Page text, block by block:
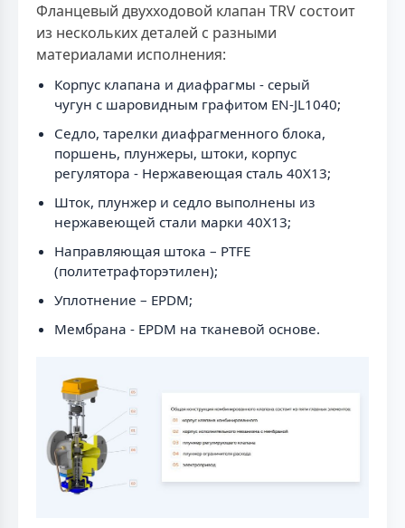
Фланцевый двухходовой клапан TRV состоит
из нескольких деталей с разными
материалами исполнения:
Корпус клапана и диафрагмы - серый
чугун с шаровидным графитом EN-JL1040;
Седло, тарелки диафрагменного блока,
поршень, плунжеры, штоки, корпус
регулятора - Нержавеющая сталь 40Х13;
Шток, плунжер и седло выполнены из
нержавеющей стали марки 40Х13;
Направляющая штока – PTFE
(политетрафторэтилен);
Уплотнение – EPDM;
Мембрана - EPDM на тканевой основе.